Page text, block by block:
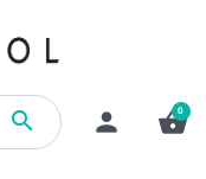
 person shopping_basket
0